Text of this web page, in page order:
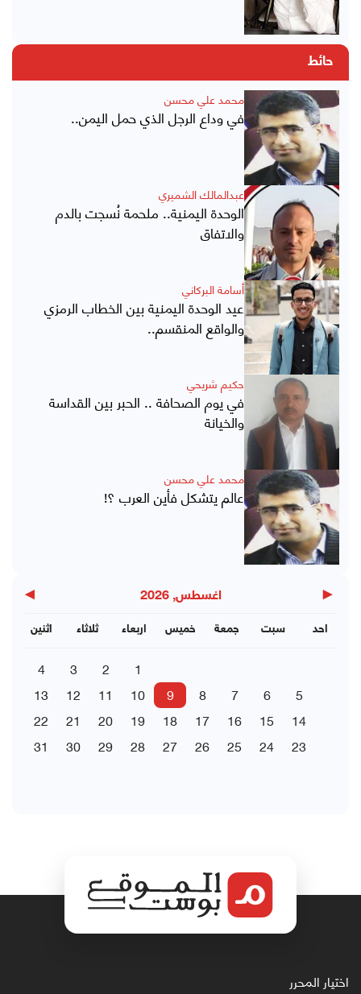
حائط
محمد علي محسن
في وداع الرجل الذي حمل اليمن..
عبدالمالك الشميري
الوحدة اليمنية.. ملحمة نُسجت بالدم
والاتفاق
أسامة البركاني
عيد الوحدة اليمنية بين الخطاب الرمزي
والواقع المنقسم..
حكيم شريحي
في يوم الصحافة .. الحبر بين القداسة
والخيانة
محمد علي محسن
عالم يتشكل فأين العرب ؟!
◀ اغسطس, 2026 ▶
اثنين ثلاثاء اربعاء خميس جمعة سبت احد
1
2
3
4
5
6
7
8
9
10
11
12
13
14
15
16
17
18
19
20
21
22
23
24
25
26
27
28
29
30
31
اختيار المحرر